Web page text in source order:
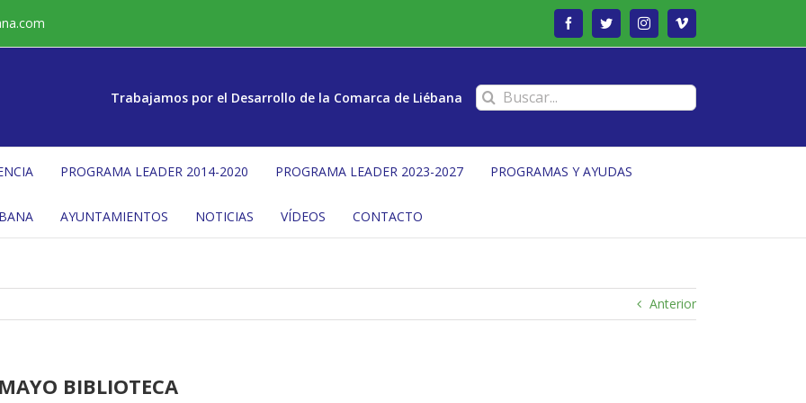
FacebookTwitterInstagramVimeo
Trabajamos por el Desarrollo de la Comarca de Liébana Buscar:
PROGRAMA LEADER 2014-2020 PROGRAMA LEADER 2023-2027 PROGRAMAS Y AYUDAS
AYUNTAMIENTOS NOTICIAS VÍDEOS CONTACTO
Anterior
BIBLIOTECA